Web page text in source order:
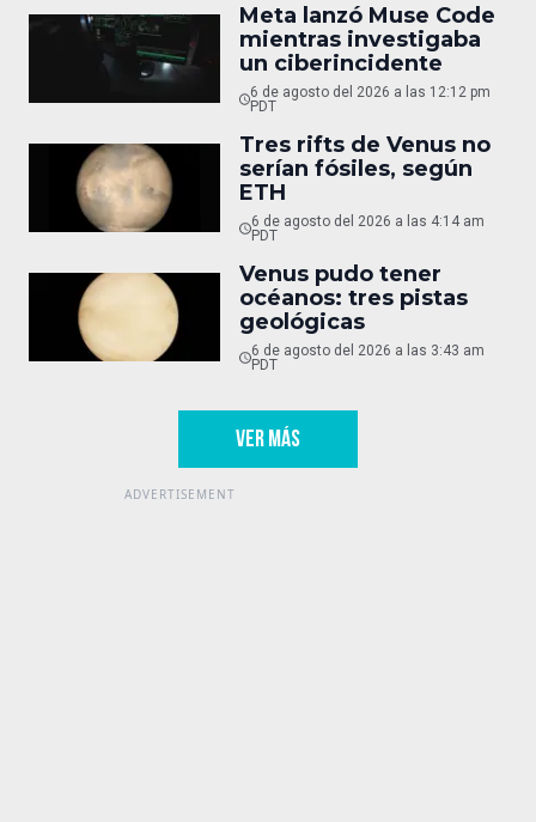
Meta lanzó Muse Code
mientras investigaba
un ciberincidente
6 de agosto del 2026 a las 12:12 pm
PDT
Tres rifts de Venus no
serían fósiles, según
ETH
6 de agosto del 2026 a las 4:14 am
PDT
Venus pudo tener
océanos: tres pistas
geológicas
6 de agosto del 2026 a las 3:43 am
PDT
VER MÁS